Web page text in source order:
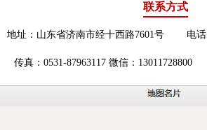
联系方式
地址：山东省济南市经十西路7601号 电话：
传真：0531-87963117 微信：13011728800